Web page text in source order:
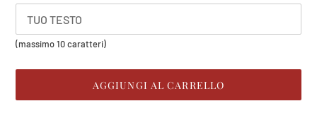
(massimo 10 caratteri)
(massimo
8
AGGIUNGI AL CARRELLO